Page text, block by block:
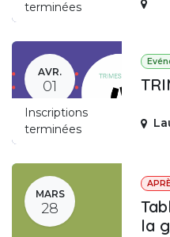
terminées
AVR.
01
Inscriptions
terminées
MARS
28
la